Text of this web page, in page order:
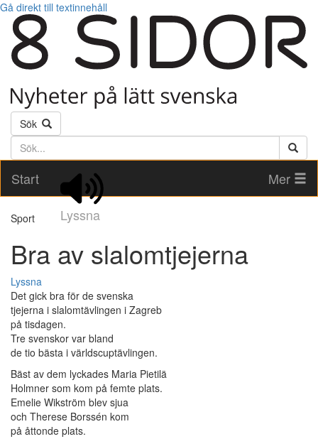
Gå direkt till textinnehåll
Sök
Söktext
Start
Lyssna
Mer
Sport
Bra av slalomtjejerna
Lyssna
Det gick bra för de svenska
tjejerna i slalomtävlingen i Zagreb
på tisdagen.
Tre svenskor var bland
de tio bästa i världscuptävlingen.
Bäst av dem lyckades Maria Pietilä
Holmner som kom på femte plats.
Emelie Wikström blev sjua
och Therese Borssén kom
på åttonde plats.